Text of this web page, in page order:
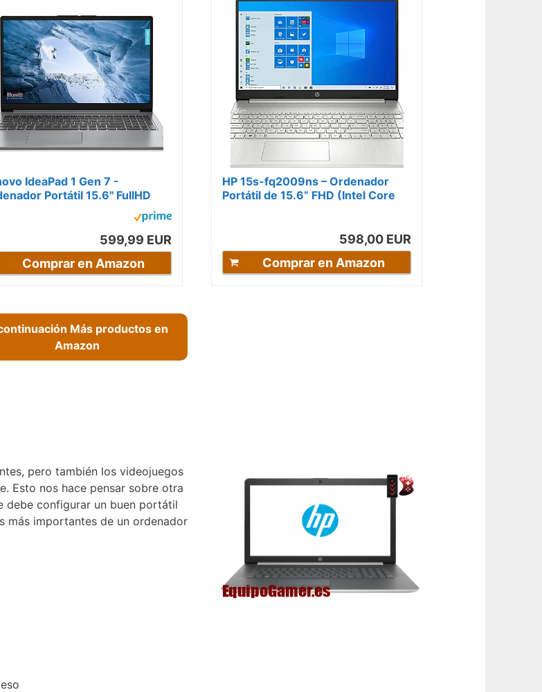
IdeaPad 1 Gen 7 -
Portátil 15.6" FullHD
Core i5-1235U, 16GB RAM,
599,99 EUR
Comprar en Amazon
HP 15s-fq2009ns – Ordenador
Portátil de 15.6” FHD (Intel Core
598,00 EUR
Comprar en Amazon
Más productos en
Amazon
pero también los videojuegos
Esto nos hace pensar sobre otra
debe configurar un buen portátil
más importantes de un ordenador